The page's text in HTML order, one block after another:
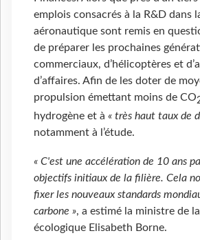
emplois consacrés à la R&D dans
aéronautique sont remis en
de préparer les prochaines
commerciaux, d’hélicoptères et
d’affaires. Afin de les doter de
propulsion émettant moins de CO
hydrogène et à « très haut taux de
notamment à l’étude.
« C'est une accélération de 10 ans
objectifs initiaux de la filière. Cela
fixer les nouveaux standards
carbone », a estimé la ministre de
écologique Elisabeth Borne.